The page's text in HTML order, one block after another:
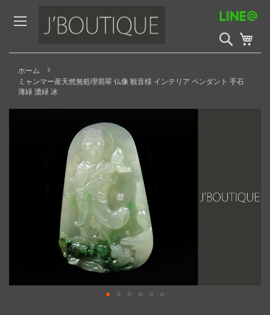
to
Content
検
索
開
ホーム
ミャンマー産天然無処理翡翠 仏像 観音様 インテリア ペンダント 手石
薄緑 濃緑 冰
Skip